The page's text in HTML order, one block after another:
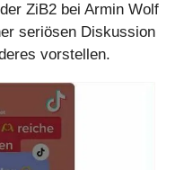
ZiB2 bei Armin Wolf
seriösen Diskussion
vorstellen.